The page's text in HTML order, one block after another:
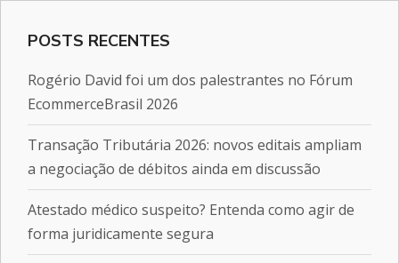
POSTS RECENTES
Rogério David foi um dos palestrantes no Fórum
EcommerceBrasil 2026
Transação Tributária 2026: novos editais ampliam
a negociação de débitos ainda em discussão
Atestado médico suspeito? Entenda como agir de
forma juridicamente segura